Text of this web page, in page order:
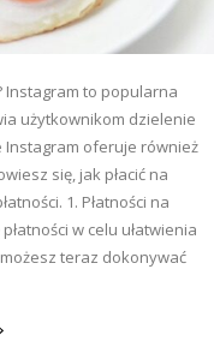
Instagram to popularna
użytkownikom dzielenie
Instagram oferuje również
się, jak płacić na
1. Płatności na
w celu ułatwienia
teraz dokonywać